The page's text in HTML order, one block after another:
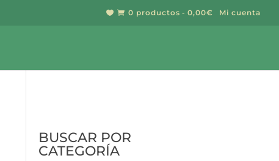
Mi cuenta
  0 productos 0,00€
BUSCAR POR
CATEGORÍA